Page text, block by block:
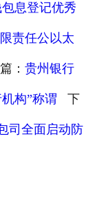
息登记优秀
责任公以太
： 贵州银行
构”称谓 下
司全面启动防